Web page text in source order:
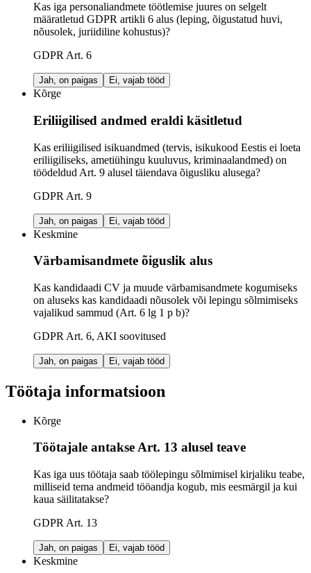
Kas iga personaliandmete töötlemise juures on selgelt
määratletud GDPR artikli 6 alus (leping, õigustatud huvi,
nõusolek, juriidiline kohustus)?
GDPR Art. 6
Jah, on paigas Ei, vajab tööd
Kõrge
Eriliigilised andmed eraldi käsitletud
Kas eriliigilised isikuandmed (tervis, isikukood Eestis ei loeta
eriliigiliseks, ametiühingu kuuluvus, kriminaalandmed) on
töödeldud Art. 9 alusel täiendava õigusliku alusega?
GDPR Art. 9
Jah, on paigas Ei, vajab tööd
Keskmine
Värbamisandmete õiguslik alus
Kas kandidaadi CV ja muude värbamisandmete kogumiseks
on aluseks kas kandidaadi nõusolek või lepingu sõlmimiseks
vajalikud sammud (Art. 6 lg 1 p b)?
GDPR Art. 6, AKI soovitused
Jah, on paigas Ei, vajab tööd
Töötaja informatsioon
Kõrge
Töötajale antakse Art. 13 alusel teave
Kas iga uus töötaja saab töölepingu sõlmimisel kirjaliku teabe,
milliseid tema andmeid tööandja kogub, mis eesmärgil ja kui
kaua säilitatakse?
GDPR Art. 13
Jah, on paigas Ei, vajab tööd
Keskmine